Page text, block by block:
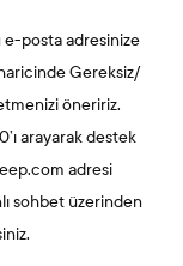
posta adresinize
Gereksiz/
öneririz.
arayarak destek
adresi
sohbet üzerinden
.